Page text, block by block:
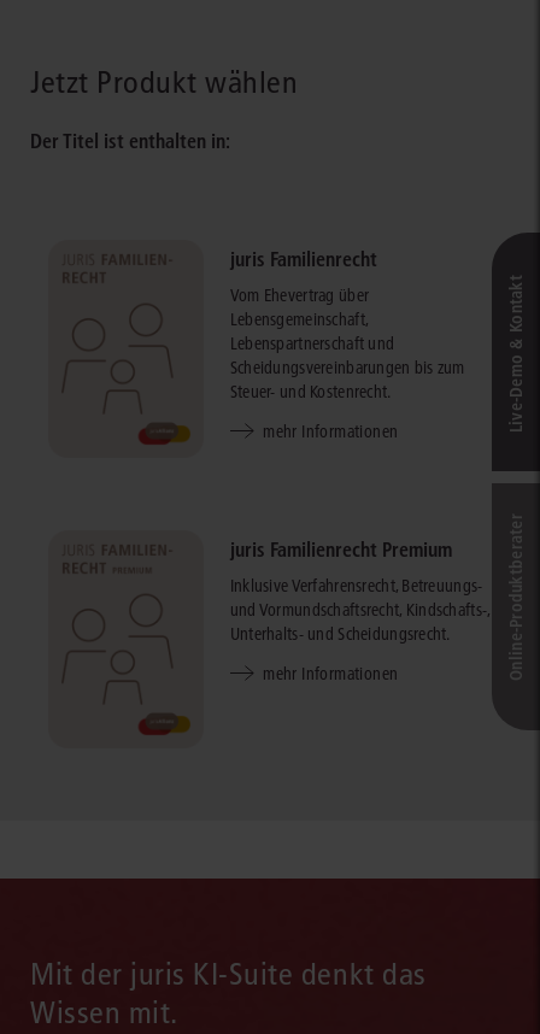
Jetzt Produkt wählen
Der Titel ist enthalten in:
juris Familienrecht
Vom Ehevertrag über
Lebensgemeinschaft,
Lebenspartnerschaft und
Scheidungsvereinbarungen bis zum
Steuer- und Kostenrecht.
mehr Informationen
juris Familienrecht Premium
Inklusive Verfahrensrecht, Betreuungs-
und Vormundschaftsrecht, Kindschafts-,
Unterhalts- und Scheidungsrecht.
mehr Informationen
Mit der juris KI-Suite denkt das
Wissen mit.
Live‑Demo & Kontakt
Online-Produkt­berater